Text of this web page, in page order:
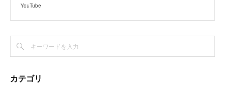
YouTube
カテゴリ